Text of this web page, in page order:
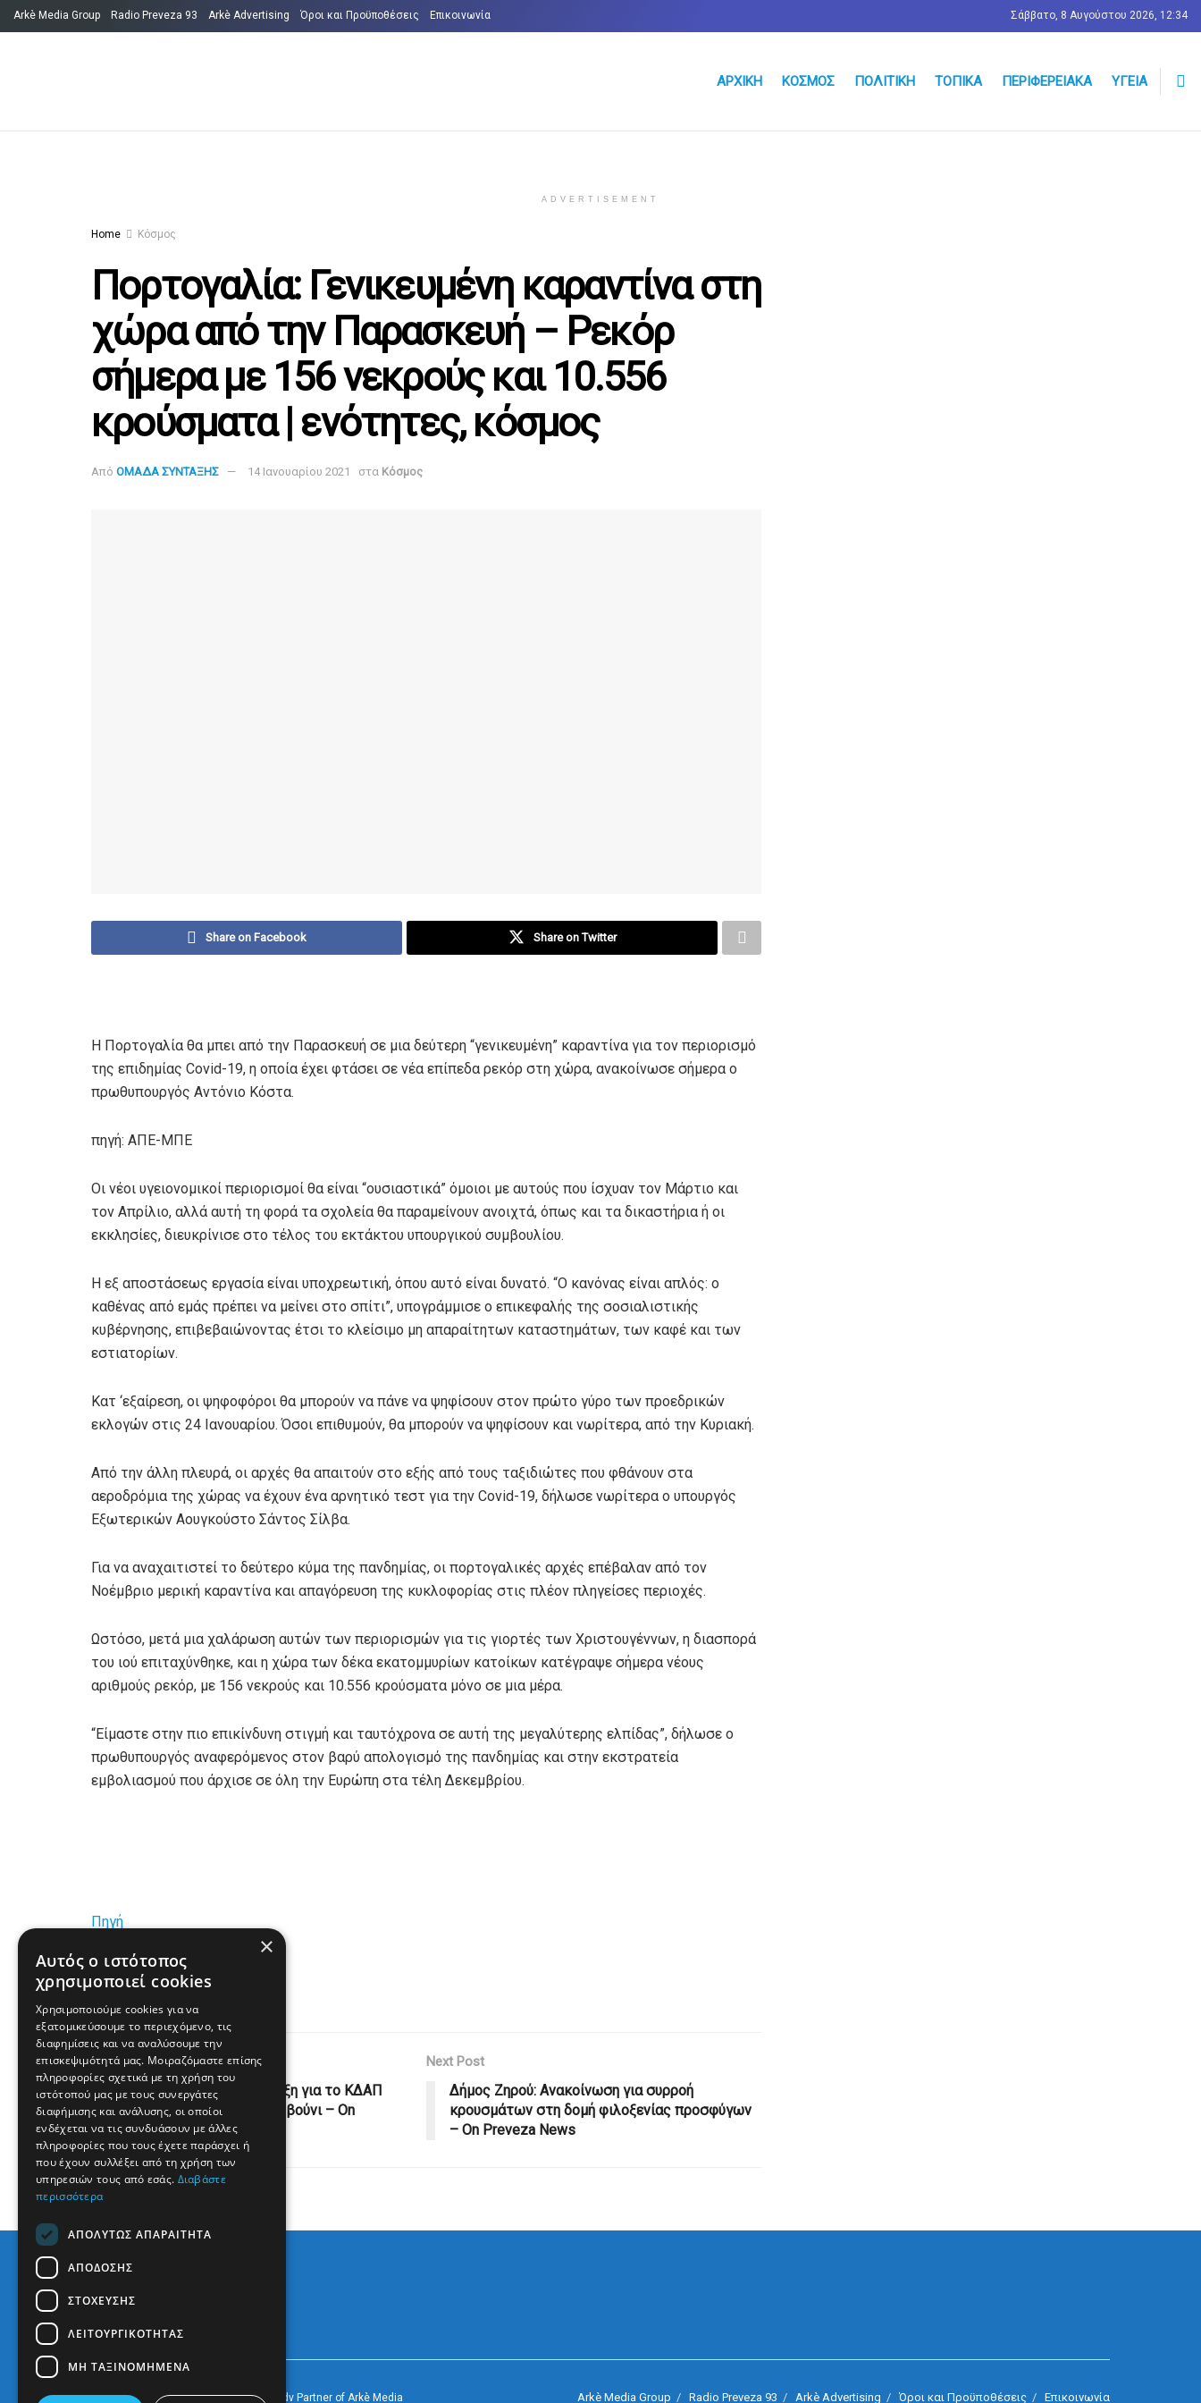
Arkè Media Group Radio Preveza 93 Arkè Advertising Όροι και Προϋποθέσεις Επικοινωνία Σάββατο, 8 Αυγούστου 2026, 12:34
ΑΡΧΙΚΉ ΚΌΣΜΟΣ ΠΟΛΙΤΙΚΉ ΤΟΠΙΚΆ ΠΕΡΙΦΕΡΕΙΑΚΆ ΥΓΕΊΑ
ADVERTISEMENT
Home Κόσμος
Πορτογαλία: Γενικευμένη καραντίνα στη
χώρα από την Παρασκευή – Ρεκόρ
σήμερα με 156 νεκρούς και 10.556
κρούσματα | ενότητες, κόσμος
Από ΟΜΑΔΑ ΣΥΝΤΑΞΗΣ 14 Ιανουαρίου 2021 στα Κόσμος
Share on Facebook Share on Twitter
Η Πορτογαλία θα μπει από την Παρασκευή σε μια δεύτερη “γενικευμένη” καραντίνα για τον περιορισμό
της επιδημίας Covid-19, η οποία έχει φτάσει σε νέα επίπεδα ρεκόρ στη χώρα, ανακοίνωσε σήμερα ο
πρωθυπουργός Αντόνιο Κόστα.
πηγή: ΑΠΕ-ΜΠΕ
Οι νέοι υγειονομικοί περιορισμοί θα είναι “ουσιαστικά” όμοιοι με αυτούς που ίσχυαν τον Μάρτιο και
τον Απρίλιο, αλλά αυτή τη φορά τα σχολεία θα παραμείνουν ανοιχτά, όπως και τα δικαστήρια ή οι
εκκλησίες, διευκρίνισε στο τέλος του εκτάκτου υπουργικού συμβουλίου.
Η εξ αποστάσεως εργασία είναι υποχρεωτική, όπου αυτό είναι δυνατό. “Ο κανόνας είναι απλός: ο
καθένας από εμάς πρέπει να μείνει στο σπίτι”, υπογράμμισε ο επικεφαλής της σοσιαλιστικής
κυβέρνησης, επιβεβαιώνοντας έτσι το κλείσιμο μη απαραίτητων καταστημάτων, των καφέ και των
εστιατορίων.
Κατ ‘εξαίρεση, οι ψηφοφόροι θα μπορούν να πάνε να ψηφίσουν στον πρώτο γύρο των προεδρικών
εκλογών στις 24 Ιανουαρίου. Όσοι επιθυμούν, θα μπορούν να ψηφίσουν και νωρίτερα, από την Κυριακή.
Από την άλλη πλευρά, οι αρχές θα απαιτούν στο εξής από τους ταξιδιώτες που φθάνουν στα
αεροδρόμια της χώρας να έχουν ένα αρνητικό τεστ για την Covid-19, δήλωσε νωρίτερα ο υπουργός
Εξωτερικών Αουγκούστο Σάντος Σίλβα.
Για να αναχαιτιστεί το δεύτερο κύμα της πανδημίας, οι πορτογαλικές αρχές επέβαλαν από τον
Νοέμβριο μερική καραντίνα και απαγόρευση της κυκλοφορίας στις πλέον πληγείσες περιοχές.
Ωστόσο, μετά μια χαλάρωση αυτών των περιορισμών για τις γιορτές των Χριστουγέννων, η διασπορά
του ιού επιταχύνθηκε, και η χώρα των δέκα εκατομμυρίων κατοίκων κατέγραψε σήμερα νέους
αριθμούς ρεκόρ, με 156 νεκρούς και 10.556 κρούσματα μόνο σε μια μέρα.
“Είμαστε στην πιο επικίνδυνη στιγμή και ταυτόχρονα σε αυτή της μεγαλύτερης ελπίδας”, δήλωσε ο
πρωθυπουργός αναφερόμενος στον βαρύ απολογισμό της πανδημίας και στην εκστρατεία
εμβολιασμού που άρχισε σε όλη την Ευρώπη στα τέλη Δεκεμβρίου.
Πηγή
www.real.gr
Previous Post
Στέργιος Γιαννάκης: Στήριξη για το ΚΔΑΠ
του Δήμου Ζηρού στο Ριζοβούνι – On
Preveza News
Next Post
Δήμος Ζηρού: Ανακοίνωση για συρροή
κρουσμάτων στη δομή φιλοξενίας προσφύγων
– On Preveza News
Arkè Media Group Radio Preveza 93 Arkè Advertising Όροι και Προϋποθέσεις Επικοινωνία
© 2022PrevezapostInspired byArkè Adv Partner of Arkè Media
×
Αυτός ο ιστότοπος
χρησιμοποιεί cookies
Χρησιμοποιούμε cookies για να
εξατομικεύσουμε το περιεχόμενο, τις
διαφημίσεις και να αναλύσουμε την
επισκεψιμότητά μας. Μοιραζόμαστε επίσης
πληροφορίες σχετικά με τη χρήση του
ιστότοπού μας με τους συνεργάτες
διαφήμισης και ανάλυσης, οι οποίοι
ενδέχεται να τις συνδυάσουν με άλλες
πληροφορίες που τους έχετε παράσχει ή
που έχουν συλλέξει από τη χρήση των
υπηρεσιών τους από εσάς. Διαβάστε
περισσότερα
ΑΠΟΛΎΤΩΣ ΑΠΑΡΑΊΤΗΤΑ
ΑΠΌΔΟΣΗΣ
ΣΤΌΧΕΥΣΗΣ
ΛΕΙΤΟΥΡΓΙΚΌΤΗΤΑΣ
ΜΗ ΤΑΞΙΝΟΜΗΜΈΝΑ